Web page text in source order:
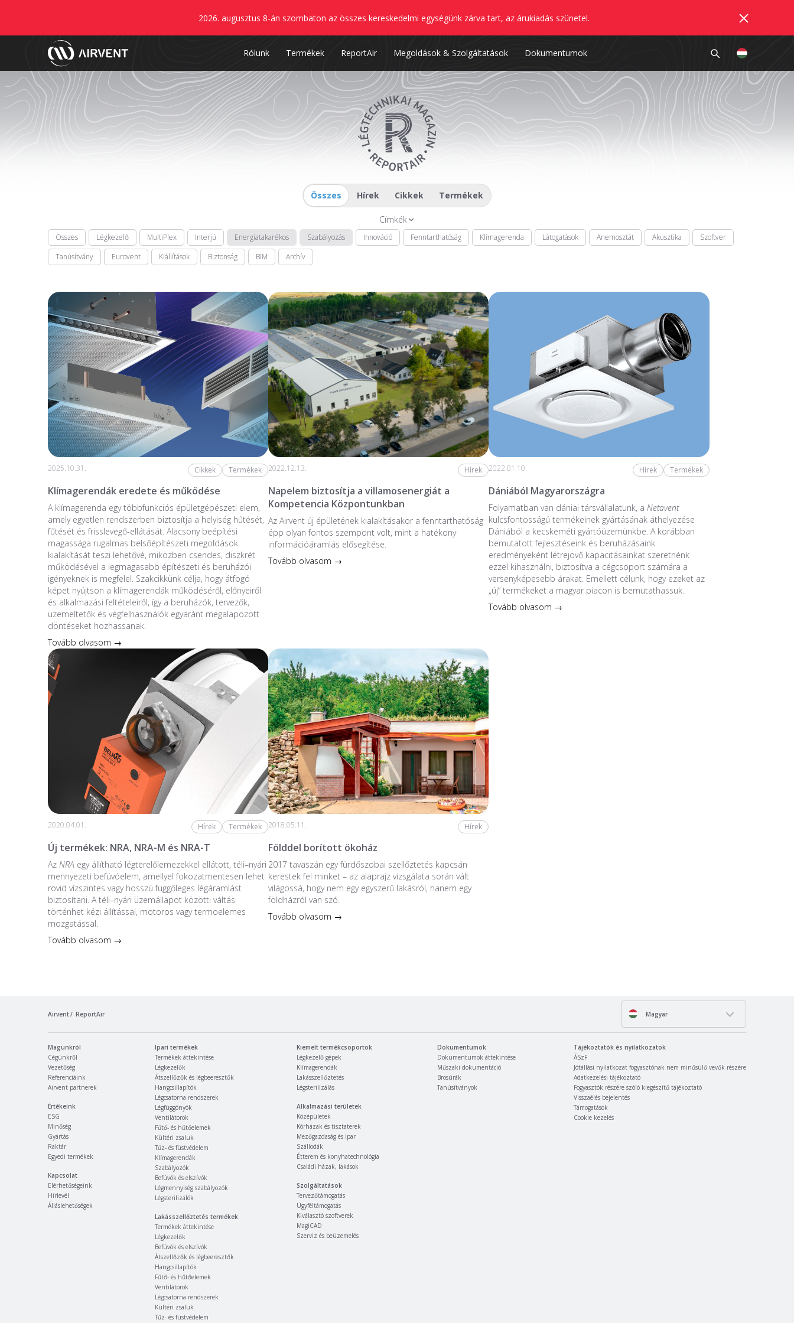
2026. augusztus 8-án szombaton az összes kereskedelmi egységünk zárva tart, az árukiadás szünetel.
Rólunk Termékek ReportAir Megoldások & Szolgáltatások Dokumentumok
Összes Hírek Cikkek Termékek
Címkék
Összes Légkezelő MultiPlex Interjú Energiatakarékos Szabályozás Innováció Fenntarthatóság Klímagerenda Látogatások Anemosztát Akusztika
Szoftver
Tanúsítvány
Eurovent Kiállítások Biztonság BIM Archív
2025.10.31. Cikkek Termékek
Klímagerendák eredete és működése
A klímagerenda egy többfunkciós épületgépészeti elem,
amely egyetlen rendszerben biztosítja a helyiség hűtését,
fűtését és frisslevegő-ellátását. Alacsony beépítési
magassága rugalmas belsőépítészeti megoldások
kialakítását teszi lehetővé, miközben csendes, diszkrét
működésével a legmagasabb építészeti és beruházói
igényeknek is megfelel. Szakcikkünk célja, hogy átfogó
képet nyújtson a klímagerendák működéséről, előnyeiről
és alkalmazási feltételeiről, így a beruházók, tervezők,
üzemeltetők és végfelhasználók egyaránt megalapozott
döntéseket hozhassanak.
Tovább olvasom →
2022.12.13. Hírek
Napelem biztosítja a villamosenergiát a
Kompetencia Központunkban
Az Airvent új épületének kialakításakor a fenntarthatóság
épp olyan fontos szempont volt, mint a hatékony
információáramlás elősegítése.
Tovább olvasom →
2022.01.10. Hírek Termékek
Dániából Magyarországra
Folyamatban van dániai társvállalatunk, aNetavent
kulcsfontosságú termékeinek gyártásának áthelyezése
Dániából a kecskeméti gyártóüzemünkbe. A korábban
bemutatott fejlesztéseink és beruházásaink
eredményeként létrejövő kapacitásainkat szeretnénk
ezzel kihasználni, biztosítva a cégcsoport számára a
versenyképesebb árakat. Emellett célunk, hogy ezeket az
„új” termékeket a magyar piacon is bemutathassuk.
Tovább olvasom →
2020.04.01. Hírek Termékek
Új termékek: NRA, NRA-M és NRA-T
Az NRA egy állítható légterelőlemezekkel ellátott, téli–nyári
mennyezeti befúvóelem, amellyel fokozatmentesen lehet
rövid vízszintes vagy hosszú függőleges légáramlást
biztosítani. A téli–nyári üzemállapot közötti váltás
történhet kézi állítással, motoros vagy termoelemes
mozgatással.
Tovább olvasom →
2018.05.11. Hírek
Földdel borított ökoház
2017 tavaszán egy fürdőszobai szellőztetés kapcsán
kerestek fel minket – az alaprajz vizsgálata során vált
világossá, hogy nem egy egyszerű lakásról, hanem egy
földházról van szó.
Tovább olvasom →
Airvent ReportAir Magyar
Magunkról
Cégünkről
Vezetőség
Referenciáink
Airvent partnerek
Értékeink
ESG
Minőség
Gyártás
Raktár
Egyedi termékek
Kapcsolat
Elérhetőségeink
Hírlevél
Álláslehetőségek
Ipari termékek
Termékek áttekintése
Légkezelők
Átszellőzők és légbeeresztők
Hangcsillapítók
Légcsatorna rendszerek
Légfüggönyök
Ventilátorok
Fűtő- és hűtőelemek
Kültéri zsaluk
Tűz- és füstvédelem
Klímagerendák
Szabályozók
Befúvók és elszívók
Légmennyiség szabályozók
Légsterilizálók
Lakásszellőztetés termékek
Termékek áttekintése
Légkezelők
Befúvók és elszívók
Átszellőzők és légbeeresztők
Hangcsillapítók
Fűtő- és hűtőelemek
Ventilátorok
Légcsatorna rendszerek
Kültéri zsaluk
Tűz- és füstvédelem
Kiemelt termékcsoportok
Légkezelő gépek
Klímagerendák
Lakásszellőztetés
Légsterilizálás
Alkalmazási területek
Középületek
Kórházak és tisztaterek
Mezőgazdaság és ipar
Szállodák
Étterem és konyhatechnológia
Családi házak, lakások
Szolgáltatások
Tervezőtámogatás
Ügyféltámogatás
Kiválasztó szoftverek
MagiCAD
Szerviz és beüzemelés
Dokumentumok
Dokumentumok áttekintése
Műszaki dokumentáció
Brosúrák
Tanúsítványok
Tájékoztatók és nyilatkozatok
ÁSzF
Jótállási nyilatkozat fogyasztónak nem minősülő vevők részére
Adatkezelési tájékoztató
Fogyasztók részére szóló kiegészítő tájékoztató
Visszaélés bejelentés
Támogatások
Cookie kezelés